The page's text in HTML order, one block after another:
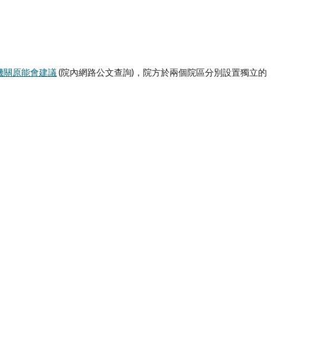
關原能會建議 (院內網路公文查詢)，院方於兩個院區分別設置獨立的